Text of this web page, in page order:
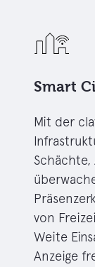
Smart
Mit der
Schächte,
von
Weite
Anzeige